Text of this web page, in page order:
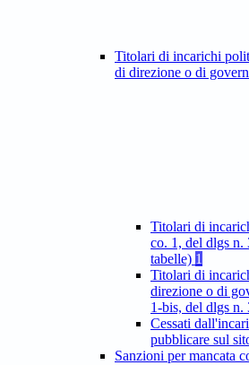
Titolari di incarichi
di direzione o di
Titolari di
co. 1, del dlgs n.
tabelle) 1
Titolari di
direzione o di
1-bis, del dlgs n.
Cessati
pubblicare sul
Sanzioni per mancata